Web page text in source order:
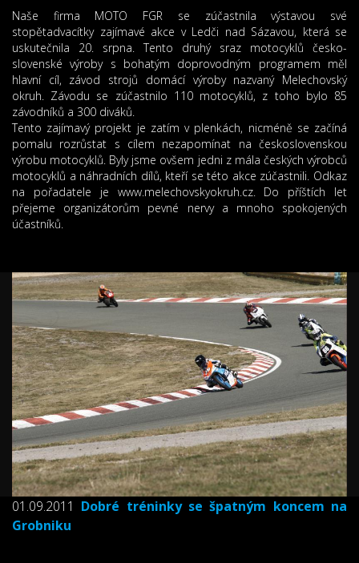
Naše firma MOTO FGR se zúčastnila výstavou své
stopětadvacítky zajímavé akce v Ledči nad Sázavou, která se
uskutečnila 20. srpna. Tento druhý sraz motocyklů česko-
slovenské výroby s bohatým doprovodným programem měl
hlavní cíl, závod strojů domácí výroby nazvaný Melechovský
okruh. Závodu se zúčastnilo 110 motocyklů, z toho bylo 85
závodníků a 300 diváků.
Tento zajímavý projekt je zatím v plenkách, nicméně se začíná
pomalu rozrůstat s cílem nezapomínat na československou
výrobu motocyklů. Byly jsme ovšem jedni z mála českých výrobců
motocyklů a náhradních dílů, kteří se této akce zúčastnili. Odkaz
na pořadatele je www.melechovskyokruh.cz. Do příštích let
přejeme organizátorům pevné nervy a mnoho spokojených
účastníků.
01.09.2011 Dobré tréninky se špatným koncem na
Grobniku